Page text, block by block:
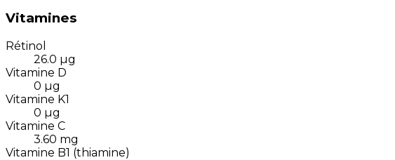
Vitamines
Rétinol
26.0 µg
Vitamine D
0 µg
Vitamine K1
0 µg
Vitamine C
3.60 mg
Vitamine B1 (thiamine)